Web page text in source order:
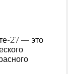
27 — это